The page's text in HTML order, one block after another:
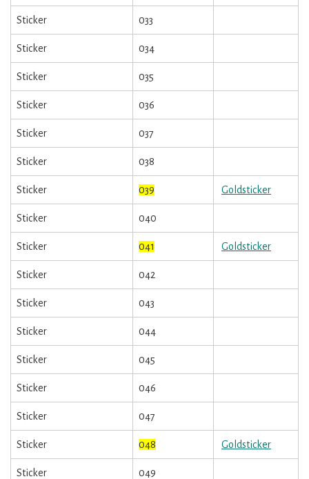
Sticker 033
Sticker 034
Sticker 035
Sticker 036
Sticker 037
Sticker 038
Sticker 039 Goldsticker
Sticker 040
Sticker 041 Goldsticker
Sticker 042
Sticker 043
Sticker 044
Sticker 045
Sticker 046
Sticker 047
Sticker 048 Goldsticker
Sticker 049